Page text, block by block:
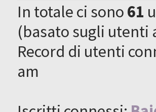
In totale ci sono61
(basato sugli
Record di utenti
am